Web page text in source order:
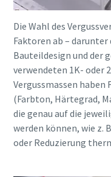
Die Wahl des
Faktoren ab –
Bauteildesign und der
verwendeten 1K- oder
Vergussmassen haben
(Farbton, Härtegrad,
die genau auf die
werden können, wie z.
oder Reduzierung